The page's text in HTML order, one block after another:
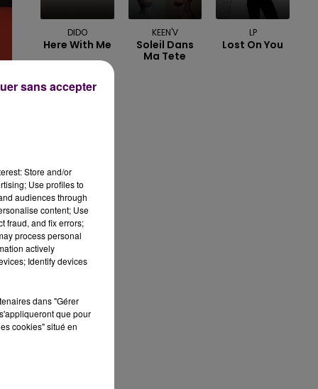
DIDO
Here With Me
KEEN'V
Soleil Dans
Ma Tete
LP
Lost On You
Store and/or
Use profiles to
audiences through
content; Use
fraud, and fix errors;
process personal
actively
Identify devices
dans "Gérer
que pour
cookies" situé en
sans accepter